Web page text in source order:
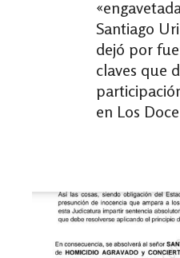
Santiago
dejó por
claves que
en Los